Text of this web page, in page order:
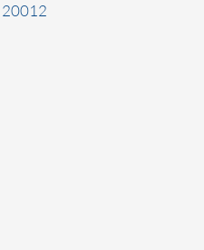
20012